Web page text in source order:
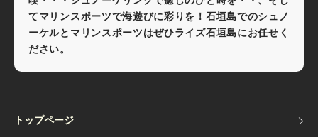
てマリンスポーツで海遊びに彩りを！石垣島でのシュノ
ーケルとマリンスポーツはぜひライズ石垣島にお任せく
ださい。
トップページ